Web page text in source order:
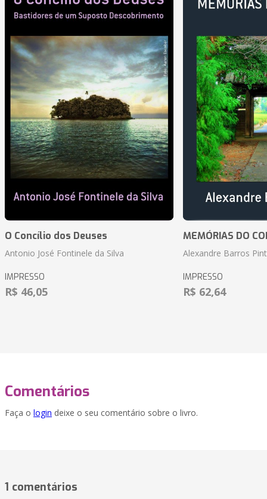
O Concílio dos Deuses
Antonio José Fontinele da Silva
IMPRESSO
R$ 46,05
MEMÓRIAS DO
Alexandre Barros
IMPRESSO
R$ 62,64
Comentários
Faça o login deixe o seu comentário sobre o livro.
1 comentários